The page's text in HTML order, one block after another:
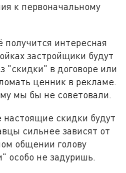
к первоначальному
интересная
застройщики будут
"скидки" в договоре или
ценник в рекламе.
мы бы не советовали.
скидки будут
сильнее зависят от
общении голову
особо не задуришь.